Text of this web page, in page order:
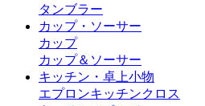
タンブラー
カップ・ソーサー
カップ
カップ＆ソーサー
キッチン・卓上小物
エプロンキッチンクロス